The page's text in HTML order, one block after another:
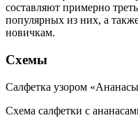
составляют примерно
популярных из них, а
новичкам.
Схемы
Салфетка узором
Схема салфетки с